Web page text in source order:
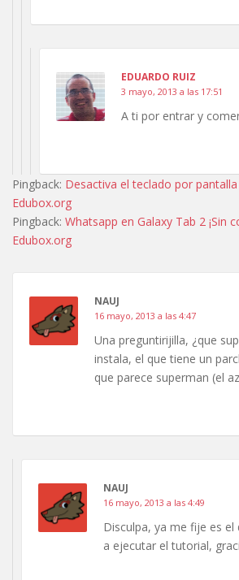
EDUARDO RUIZ
3 mayo, 2013 a las 17:51
A ti por entrar y
Pingback: Desactiva el teclado por
Edubox.org
Pingback: Whatsapp en Galaxy Tab 2 ¡Sin
Edubox.org
NAUJ
16 mayo, 2013 a las 4:47
Una preguntirijilla, ¿que
instala, el que tiene un
que parece superman (el
NAUJ
16 mayo, 2013 a las 4:49
Disculpa, ya me fije es el
a ejecutar el tutorial,